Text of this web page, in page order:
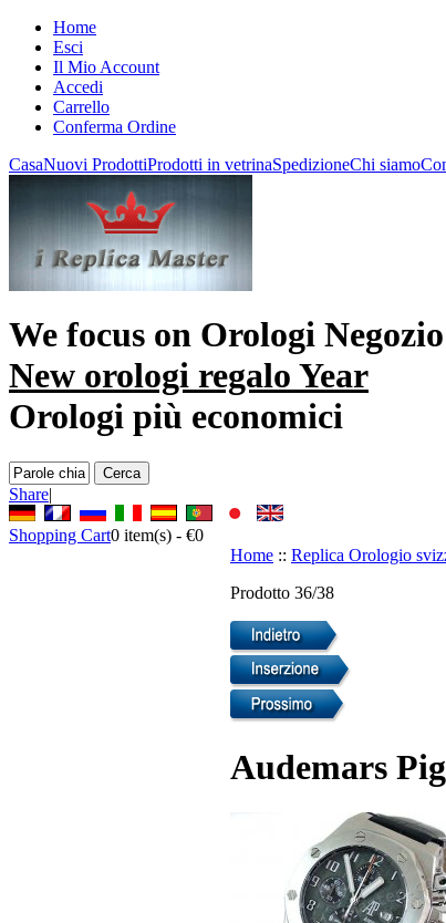
Home
Esci
Il Mio Account
Accedi
Carrello
Conferma Ordine
CasaNuovi ProdottiProdotti in vetrinaSpedizioneChi siamo
We focus on Orologi
New orologi regalo Year
Orologi più economici
Share|
Shopping Cart0 item(s) - €0
Home :: Replica Orologio
Prodotto 36/38
Audemars